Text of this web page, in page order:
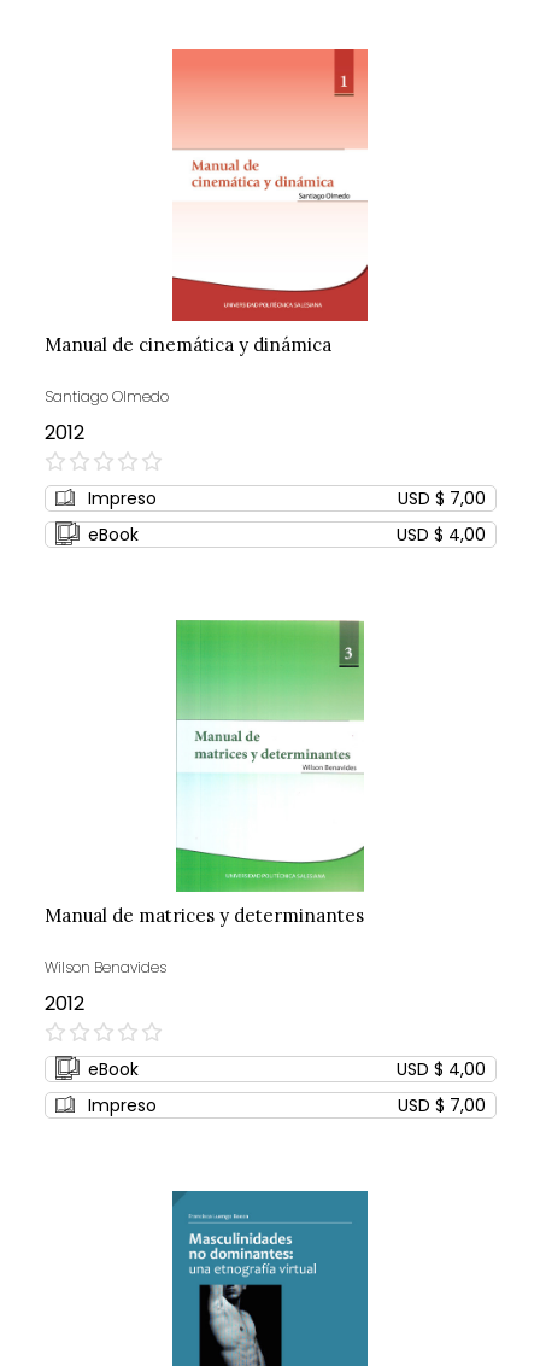
Manual de cinemática y dinámica
Santiago Olmedo
2012
0%
Impreso
USD $ 7,00
eBook
USD $ 4,00
Manual de matrices y determinantes
Wilson Benavides
2012
0%
eBook
USD $ 4,00
Impreso
USD $ 7,00